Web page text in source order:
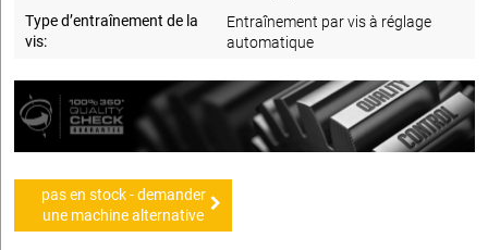
Type d’entraînement de la
vis:
Entraînement par vis à réglage
automatique
pas en stock - demander
une machine alternative